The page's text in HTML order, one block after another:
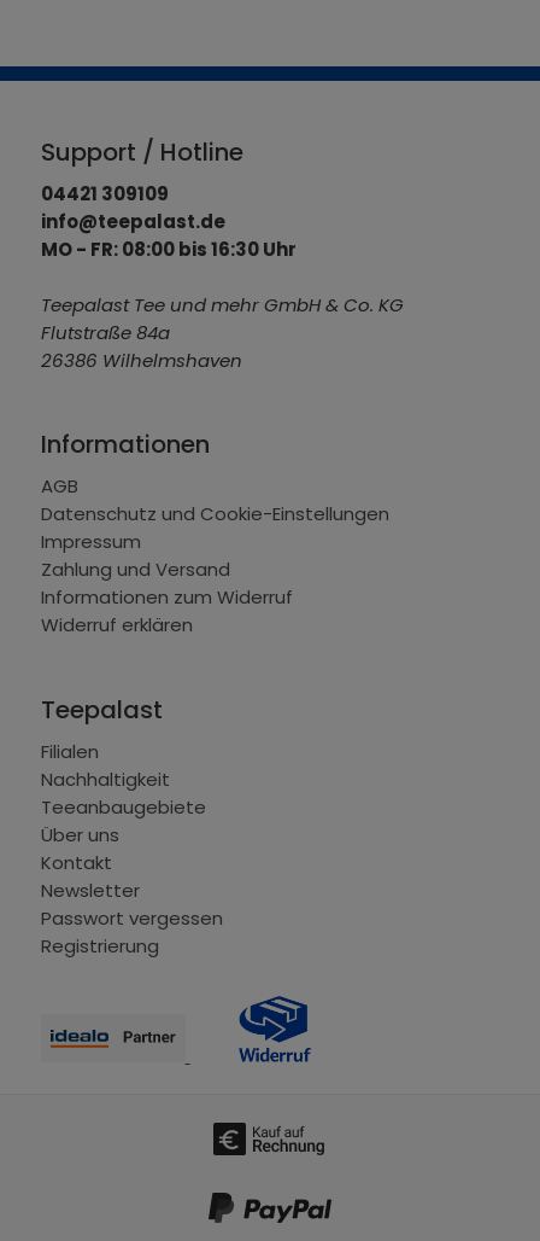
Support / Hotline
04421 309109
info@teepalast.de
MO - FR: 08:00 bis 16:30 Uhr
Teepalast Tee und mehr GmbH & Co. KG
Flutstraße 84a
26386 Wilhelmshaven
Informationen
AGB
Datenschutz und Cookie-Einstellungen
Impressum
Zahlung und Versand
Informationen zum Widerruf
Widerruf erklären
Teepalast
Filialen
Nachhaltigkeit
Teeanbaugebiete
Über uns
Kontakt
Newsletter
Passwort vergessen
Registrierung